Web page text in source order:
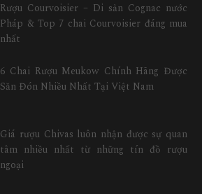
Rượu Courvoisier – Di sản Cognac nước
Pháp & Top 7 chai Courvoisier đáng mua
nhất
6 Chai Rượu Meukow Chính Hãng Được
Săn Đón Nhiều Nhất Tại Việt Nam
Giá rượu Chivas luôn nhận được sự quan
tâm nhiều nhất từ những tín đồ rượu
ngoại